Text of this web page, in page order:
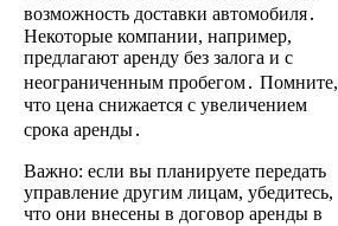
возможность доставки автомобиля․
Некоторые компании, например,
предлагают аренду без залога и с
неограниченным пробегом․ Помните,
что цена снижается с увеличением
срока аренды․
Важно: если вы планируете передать
управление другим лицам, убедитесь,
что они внесены в договор аренды в